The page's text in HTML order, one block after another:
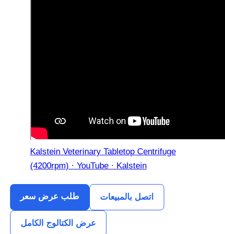
Kalstein Veterinary Tabletop Centrifuge
(4200rpm) · YouTube · Kalstein
طلب عرض سعر اتصل بالمبيعات
عرض الكتالوج الكامل